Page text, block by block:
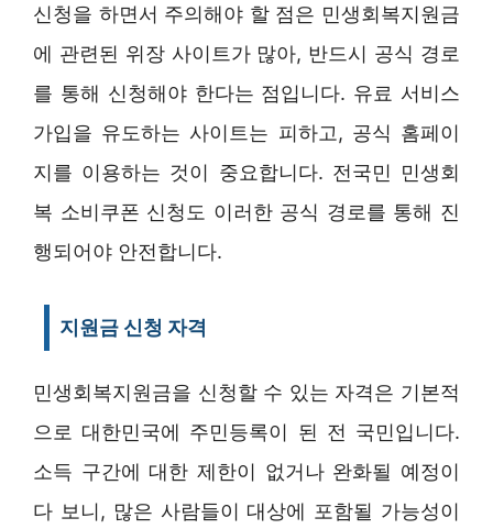
신청을 하면서 주의해야 할 점은 민생회복지원금
에 관련된 위장 사이트가 많아, 반드시 공식 경로
를 통해 신청해야 한다는 점입니다. 유료 서비스
가입을 유도하는 사이트는 피하고, 공식 홈페이
지를 이용하는 것이 중요합니다. 전국민 민생회
복 소비쿠폰 신청도 이러한 공식 경로를 통해 진
행되어야 안전합니다.
지원금 신청 자격
민생회복지원금을 신청할 수 있는 자격은 기본적
으로 대한민국에 주민등록이 된 전 국민입니다.
소득 구간에 대한 제한이 없거나 완화될 예정이
다 보니, 많은 사람들이 대상에 포함될 가능성이